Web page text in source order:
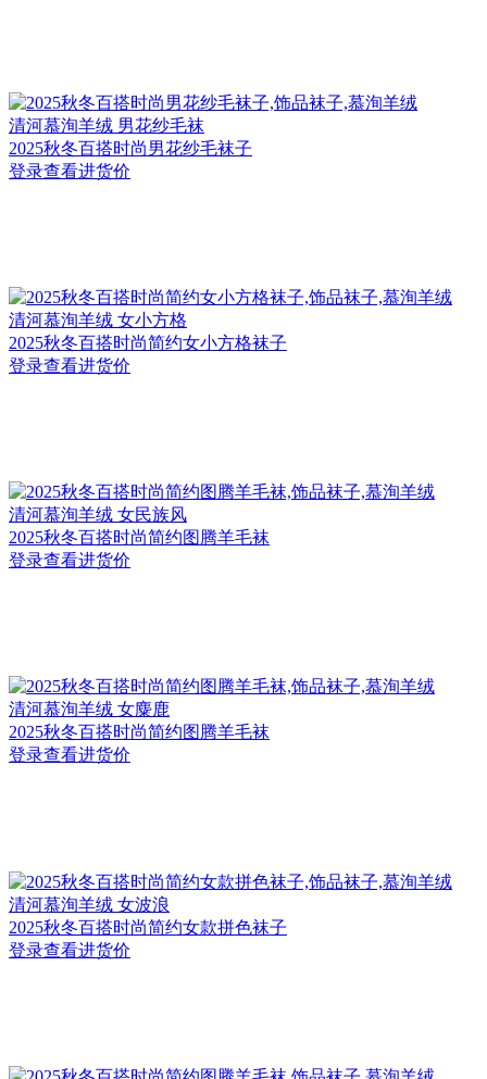
清河慕洵羊绒 男花纱毛袜
2025秋冬百搭时尚男花纱毛袜子
登录查看进货价
清河慕洵羊绒 女小方格
2025秋冬百搭时尚简约女小方格袜子
登录查看进货价
清河慕洵羊绒 女民族风
2025秋冬百搭时尚简约图腾羊毛袜
登录查看进货价
清河慕洵羊绒 女麋鹿
2025秋冬百搭时尚简约图腾羊毛袜
登录查看进货价
清河慕洵羊绒 女波浪
2025秋冬百搭时尚简约女款拼色袜子
登录查看进货价